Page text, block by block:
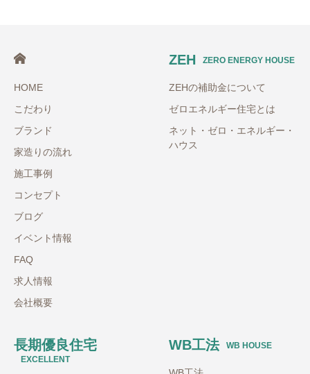
HOME
こだわり
ブランド
家造りの流れ
施工事例
コンセプト
ブログ
イベント情報
FAQ
求人情報
会社概要
ZEH ZERO ENERGY HOUSE
ZEHの補助金について
ゼロエネルギー住宅とは
ネット・ゼロ・エネルギー・
ハウス
長期優良住宅
EXCELLENT
WB工法 WB HOUSE